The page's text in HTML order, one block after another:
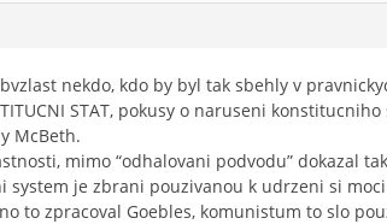
nekdo, kdo by byl tak sbehly v
STAT, pokusy o naruseni
McBeth.
mimo “odhalovani podvodu” dokazal
system je zbrani pouzivanou k udrzeni si
to zpracoval Goebles, komunistum to slo